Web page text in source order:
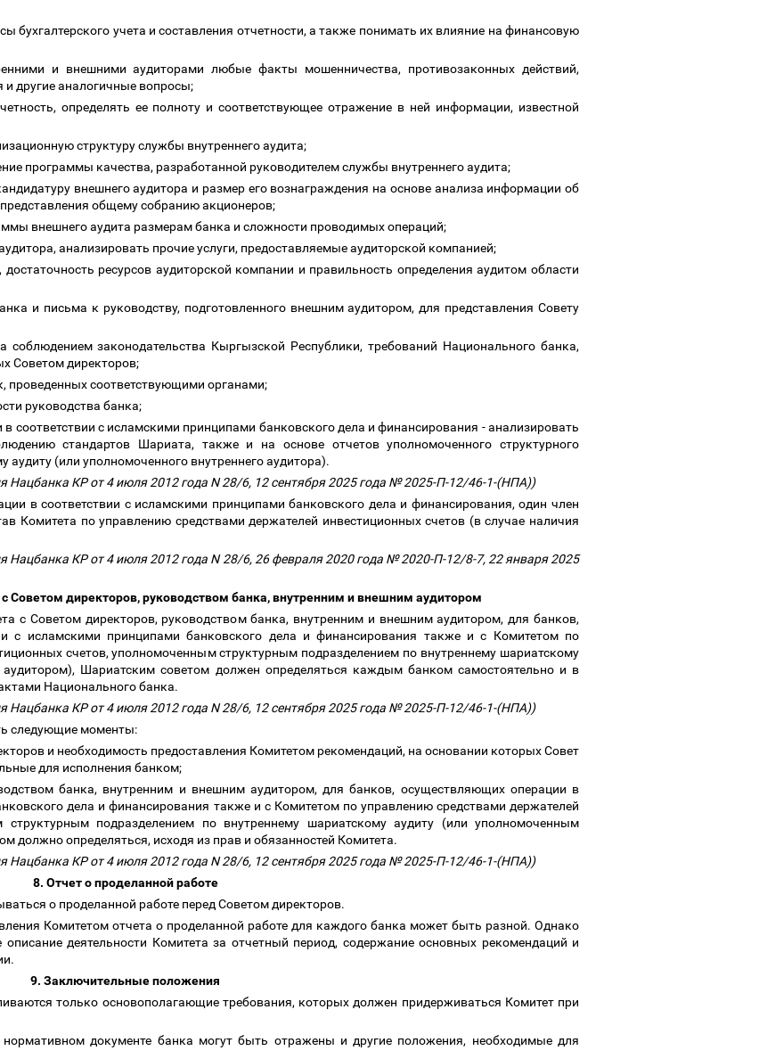
бухгалтерского учета и составления отчетности, а также понимать их влияние на финансовую
и внешними аудиторами любые факты мошенничества, противозаконных действий,
и другие аналогичные вопросы;
определять ее полноту и соответствующее отражение в ней информации, известной
структуру службы внутреннего аудита;
программы качества, разработанной руководителем службы внутреннего аудита;
внешнего аудитора и размер его вознаграждения на основе анализа информации об
общему собранию акционеров;
внешнего аудита размерам банка и сложности проводимых операций;
анализировать прочие услуги, предоставляемые аудиторской компанией;
ресурсов аудиторской компании и правильность определения аудитом области
и письма к руководству, подготовленного внешним аудитором, для представления Совету
соблюдением законодательства Кыргызской Республики, требований Национального банка,
Советом директоров;
проведенных соответствующими органами;
руководства банка;
соответствии с исламскими принципами банковского дела и финансирования - анализировать
стандартов Шариата, также и на основе отчетов уполномоченного структурного
аудиту (или уполномоченного внутреннего аудитора).
Нацбанка КР от 4 июля 2012 года N 28/6, 12 сентября 2025 года № 2025-П-12/46-1-(НПА))
в соответствии с исламскими принципами банковского дела и финансирования, один член
Комитета по управлению средствами держателей инвестиционных счетов (в случае наличия
Нацбанка КР от 4 июля 2012 года N 28/6, 26 февраля 2020 года № 2020-П-12/8-7, 22 января 2025
Советом директоров, руководством банка, внутренним и внешним аудитором
с Советом директоров, руководством банка, внутренним и внешним аудитором, для банков,
с исламскими принципами банковского дела и финансирования также и с Комитетом по
счетов, уполномоченным структурным подразделением по внутреннему шариатскому
Шариатским советом должен определяться каждым банком самостоятельно и в
Национального банка.
Нацбанка КР от 4 июля 2012 года N 28/6, 12 сентября 2025 года № 2025-П-12/46-1-(НПА))
следующие моменты:
и необходимость предоставления Комитетом рекомендаций, на основании которых Совет
для исполнения банком;
банка, внутренним и внешним аудитором, для банков, осуществляющих операции в
дела и финансирования также и с Комитетом по управлению средствами держателей
структурным подразделением по внутреннему шариатскому аудиту (или уполномоченным
должно определяться, исходя из прав и обязанностей Комитета.
Нацбанка КР от 4 июля 2012 года N 28/6, 12 сентября 2025 года № 2025-П-12/46-1-(НПА))
8. Отчет о проделанной работе
о проделанной работе перед Советом директоров.
Комитетом отчета о проделанной работе для каждого банка может быть разной. Однако
деятельности Комитета за отчетный период, содержание основных рекомендаций и
9. Заключительные положения
только основополагающие требования, которых должен придерживаться Комитет при
документе банка могут быть отражены и другие положения, необходимые для